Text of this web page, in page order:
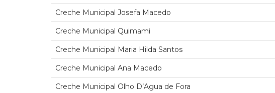
Creche Municipal Josefa Macedo
Creche Municipal Quimami
Creche Municipal Maria Hilda Santos
Creche Municipal Ana Macedo
Creche Municipal Olho D’Agua de Fora